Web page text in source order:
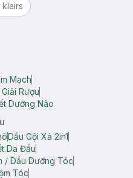
Mạch
Rượu
Dưỡng Não
Dầu Gội Xả 2in1
Da Đầu
/ Dầu Dưỡng Tóc
Tóc